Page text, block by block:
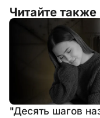
Читайте также
"Десять шагов